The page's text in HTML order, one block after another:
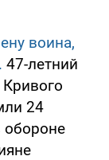
воина,
47-летний
24
обороне